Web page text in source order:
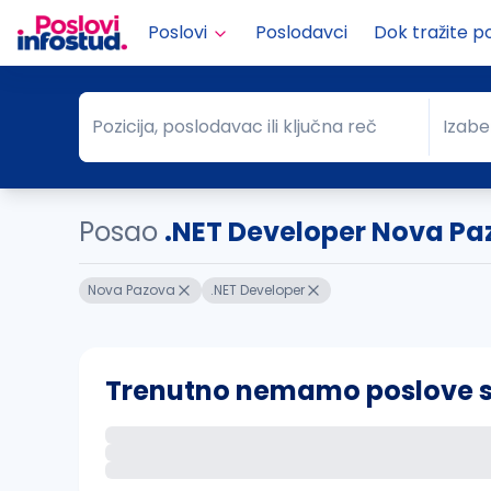
Poslovi Poslodavci Dok tražite
Pozicija, poslodavac ili ključna reč
Pozicija, poslodavac ili ključna reč Grad
Posao .NET Developer Nova
Nova Pazova .NET Developer
Trenutno nemamo poslove